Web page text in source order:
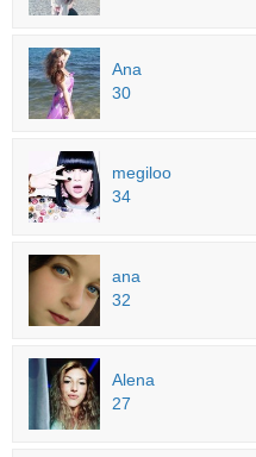
Ana
30
megiloo
34
ana
32
Alena
27